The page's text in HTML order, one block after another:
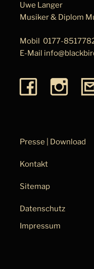
Uwe Langer
Musiker & Diplom
Mobil 0177-
E-Mail
Presse | Download
Kontakt
Sitemap
Datenschutz
Impressum